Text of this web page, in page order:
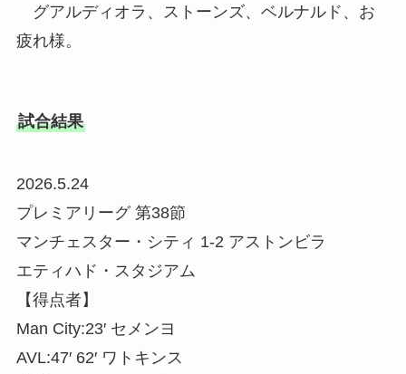
グアルディオラ、ストーンズ、ベルナルド、お
疲れ様。
試合結果
2026.5.24
プレミアリーグ 第38節
マンチェスター・シティ 1-2 アストンビラ
エティハド・スタジアム
【得点者】
Man City:23′ セメンヨ
AVL:47′ 62′ ワトキンス